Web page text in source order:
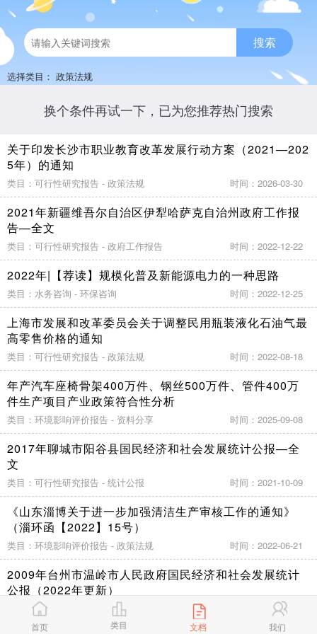
搜索
选择类目： 政策法规
换个条件再试一下，已为您推荐热门搜索
关于印发长沙市职业教育改革发展行动方案（2021—202
5年）的通知
类目：可行性研究报告 - 政策法规 时间：2026-03-30
2021年新疆维吾尔自治区伊犁哈萨克自治州政府工作报
告—全文
类目：可行性研究报告 - 政府工作报告 时间：2022-12-22
2022年|【荐读】规模化普及新能源电力的一种思路
类目：水务咨询 - 环保咨询 时间：2022-12-25
上海市发展和改革委员会关于调整民用瓶装液化石油气最
高零售价格的通知
类目：可行性研究报告 - 政策法规 时间：2022-08-18
年产汽车座椅骨架400万件、钢丝500万件、管件400万
件生产项目产业政策符合性分析
类目：环境影响评价报告 - 资料分享 时间：2025-09-08
2017年聊城市阳谷县国民经济和社会发展统计公报—全
文
类目：可行性研究报告 - 统计公报 时间：2021-10-09
《山东淄博关于进一步加强清洁生产审核工作的通知》
（淄环函【2022】15号）
类目：环境影响评价报告 - 政策法规 时间：2022-06-21
2009年台州市温岭市人民政府国民经济和社会发展统计
公报（2022年更新）
类目：可行性研究报告 - 统计公报 时间：2022-10-18
首页 类目 文档 我们